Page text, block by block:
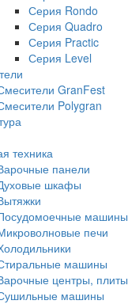
Серия Rondo
Серия Quadro
Серия Practic
Серия Level
GranFest
Polygran
техника
панели
шкафы
машины
печи
машины
центры, плиты
машины